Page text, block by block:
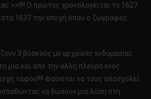
>>!!!! Ο πρώτος χρονολογείται το 1627
στα 1637 την εποχή όπου ο ζωγράφος
3 βοσκούς με αρχαϊκές ενδυμασίες
μια και από την άλλη πλευρά ενός
τάφου!!!! Φαίνεται να τους απασχολεί
να δώσουν μια λύση στη